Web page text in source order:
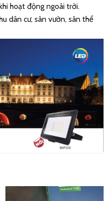
hoạt động ngoài trời.
dân cư, sân vườn, sân thể